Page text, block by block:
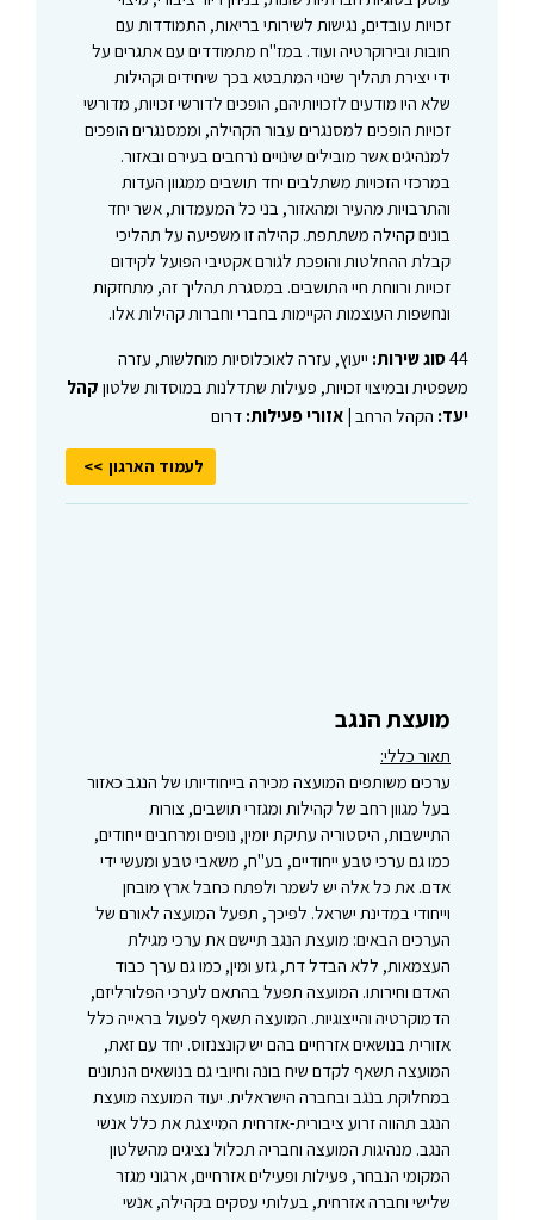
זכויות עובדים, נגישות לשירותי בריאות, התמודדות עם
חובות ובירוקרטיה ועוד. במז"ח מתמודדים עם אתגרים על
ידי יצירת תהליך שינוי המתבטא בכך שיחידים וקהילות
שלא היו מודעים לזכויותיהם, הופכים לדורשי זכויות, מדורשי
זכויות הופכים למסנגרים עבור הקהילה, וממסנגרים הופכים
למנהיגים אשר מובילים שינויים נרחבים בעירם ובאזור.
במרכזי הזכויות משתלבים יחד תושבים ממגוון העדות
והתרבויות מהעיר ומהאזור, בני כל המעמדות, אשר יחד
בונים קהילה משתתפת. קהילה זו משפיעה על תהליכי
קבלת ההחלטות והופכת לגורם אקטיבי הפועל לקידום
זכויות ורווחת חיי התושבים. במסגרת תהליך זה, מתחזקות
ונחשפות העוצמות הקיימות בחברי וחברות קהילות אלו.
44סוג שירות: ייעוץ, עזרה לאוכלוסיות מוחלשות, עזרה
משפטית ובמיצוי זכויות, פעילות שתדלנות במוסדות שלטון קהל
יעד: הקהל הרחב | אזורי פעילות: דרום
לעמוד הארגון
מועצת הנגב
תאור כללי:
ערכים משותפים המועצה מכירה בייחודיותו של הנגב כאזור
בעל מגוון רחב של קהילות ומגזרי תושבים, צורות
התיישבות, היסטוריה עתיקת יומין, נופים ומרחבים ייחודים,
כמו גם ערכי טבע ייחודיים, בע"ח, משאבי טבע ומעשי ידי
אדם. את כל אלה יש לשמר ולפתח כחבל ארץ מובחן
וייחודי במדינת ישראל. לפיכך, תפעל המועצה לאורם של
הערכים הבאים: מועצת הנגב תיישם את ערכי מגילת
העצמאות, ללא הבדל דת, גזע ומין, כמו גם ערך כבוד
האדם וחירותו. המועצה תפעל בהתאם לערכי הפלורליזם,
הדמוקרטיה והייצוגיות. המועצה תשאף לפעול בראייה כלל
אזורית בנושאים אזרחיים בהם יש קונצנזוס. יחד עם זאת,
המועצה תשאף לקדם שיח בונה וחיובי גם בנושאים הנתונים
במחלוקת בנגב ובחברה הישראלית. יעוד המועצה מועצת
הנגב תהווה זרוע ציבורית-אזרחית המייצגת את כלל אנשי
הנגב. מנהיגות המועצה וחבריה תכלול נציגים מהשלטון
המקומי הנבחר, פעילות ופעילים אזרחיים, ארגוני מגזר
שלישי וחברה אזרחית, בעלותי עסקים בקהילה, אנשי